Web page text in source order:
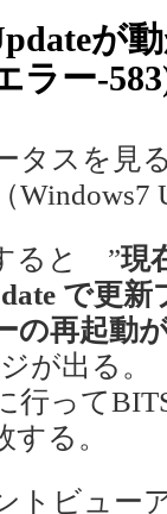
が
ラー-
スを見
ると ”現
で更
の再起動
が出る。
って
る。
ビュー